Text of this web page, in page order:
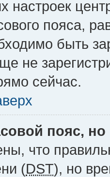
настроек
пояса,
быть
не
сейчас.
пояс,
что
(DST), но